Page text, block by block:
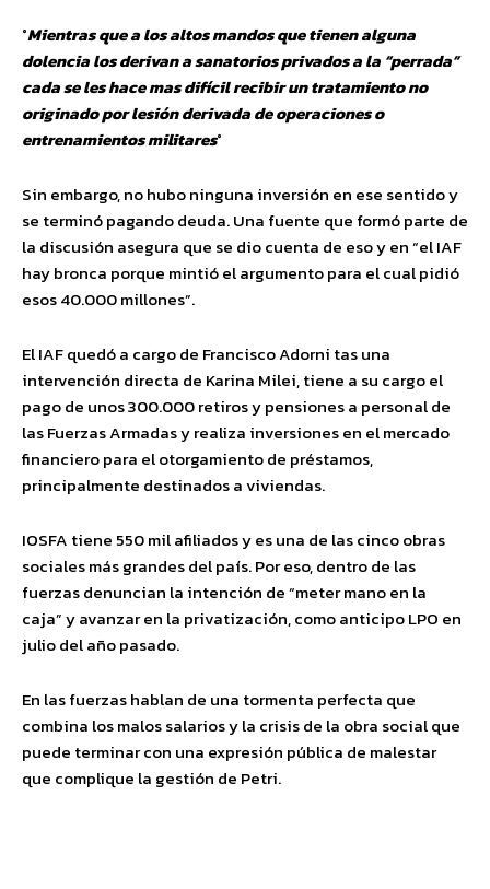
°Mientras que a los altos mandos que tienen alguna
dolencia los derivan a sanatorios privados a la “perrada”
cada se les hace mas difícil recibir un tratamiento no
originado por lesión derivada de operaciones o
entrenamientos militares°
Sin embargo, no hubo ninguna inversión en ese sentido y
se terminó pagando deuda. Una fuente que formó parte de
la discusión asegura que se dio cuenta de eso y en “el IAF
hay bronca porque mintió el argumento para el cual pidió
esos 40.000 millones”.
El IAF quedó a cargo de Francisco Adorni tas una
intervención directa de Karina Milei, tiene a su cargo el
pago de unos 300.000 retiros y pensiones a personal de
las Fuerzas Armadas y realiza inversiones en el mercado
financiero para el otorgamiento de préstamos,
principalmente destinados a viviendas.
IOSFA tiene 550 mil afiliados y es una de las cinco obras
sociales más grandes del país. Por eso, dentro de las
fuerzas denuncian la intención de “meter mano en la
caja” y avanzar en la privatización, como anticipo LPO en
julio del año pasado.
En las fuerzas hablan de una tormenta perfecta que
combina los malos salarios y la crisis de la obra social que
puede terminar con una expresión pública de malestar
que complique la gestión de Petri.